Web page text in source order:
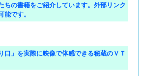
ちの書籍をご紹介しています。外部リンク
能です。
口」を実際に映像で体感できる秘蔵のＶＴ